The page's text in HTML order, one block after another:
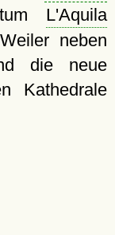
L'Aquila
neben
die neue
Kathedrale